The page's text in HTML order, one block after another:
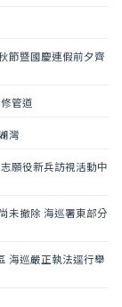
節暨國慶連假前夕齊
管道
灣
願役新兵訪視活動中
未撤除 海巡署東部分
海巡嚴正執法逕行舉